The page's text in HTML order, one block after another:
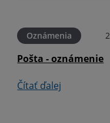
Oznámenia
Pošta - oznámenie
Čítať ďalej